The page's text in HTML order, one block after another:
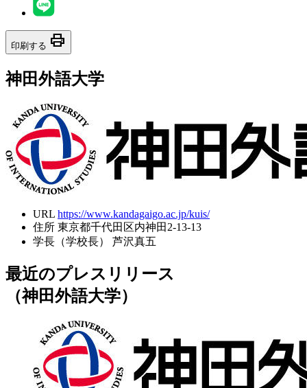
印刷する print
神田外語大学
URL https://www.kandagaigo.ac.jp/kuis/
住所 東京都千代田区内神田2-13-13
学長（学校長）
芦沢真五
最近のプレスリリース
（神田外語大学）